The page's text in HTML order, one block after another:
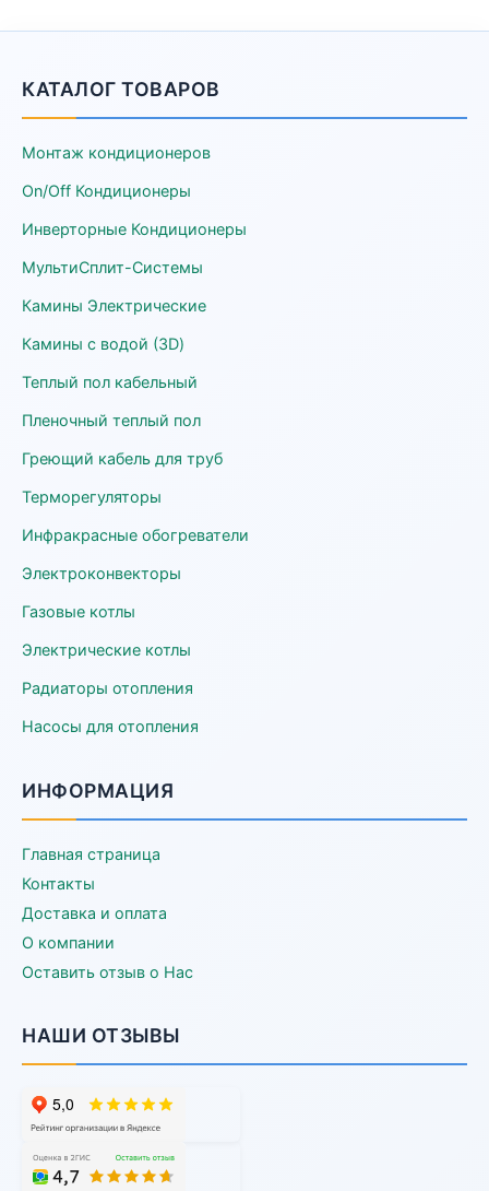
КАТАЛОГ ТОВАРОВ
Монтаж кондиционеров
On/Off Кондиционеры
Инверторные Кондиционеры
МультиСплит-Системы
Камины Электрические
Камины с водой (3D)
Теплый пол кабельный
Пленочный теплый пол
Греющий кабель для труб
Терморегуляторы
Инфракрасные обогреватели
Электроконвекторы
Газовые котлы
Электрические котлы
Радиаторы отопления
Насосы для отопления
ИНФОРМАЦИЯ
Главная страница
Контакты
Доставка и оплата
О компании
Оставить отзыв о Нас
НАШИ ОТЗЫВЫ